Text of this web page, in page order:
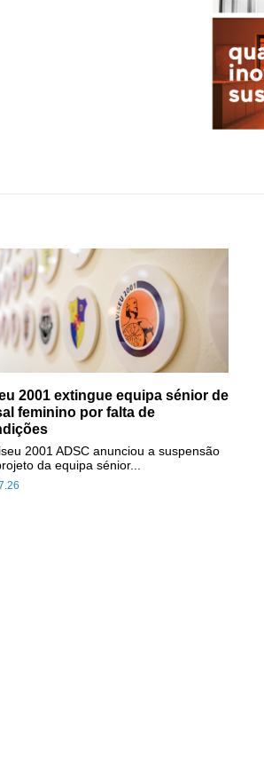
2001 extingue equipa sénior de
feminino por falta de
2001 ADSC anunciou a suspensão
da equipa sénior...